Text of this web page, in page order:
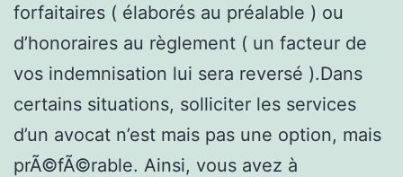
forfaitaires ( élaborés au préalable ) ou
d’honoraires au règlement ( un facteur de
vos indemnisation lui sera reversé ).Dans
certains situations, solliciter les services
d’un avocat n’est mais pas une option, mais
prÃ©fÃ©rable. Ainsi, vous avez à